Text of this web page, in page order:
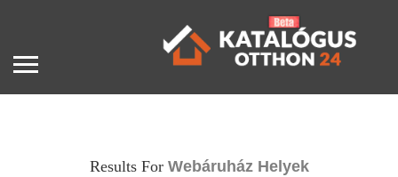
Results For Webáruház Helyek